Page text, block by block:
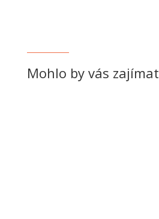
Mohlo by vás zajímat